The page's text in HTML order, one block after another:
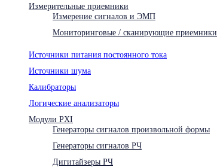
Измерительные приемники
Измерение сигналов и ЭМП
Мониторинговые / сканирующие приемники
Источники питания постоянного тока
Источники шума
Калибраторы
Логические анализаторы
Модули PXI
Генераторы сигналов произвольной формы
Генераторы сигналов РЧ
Дигитайзеры РЧ